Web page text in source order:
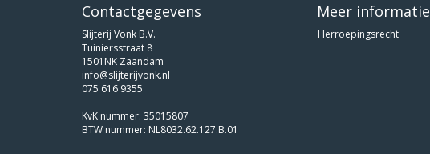
Contactgegevens
Slijterij Vonk B.V.
Tuiniersstraat 8
1501NK Zaandam
info@slijterijvonk.nl
075 616 9355
KvK nummer: 35015807
BTW nummer: NL8032.62.127.B.01
Meer informatie
Herroepingsrecht